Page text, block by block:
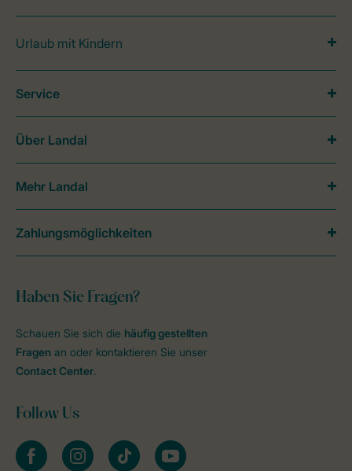
Urlaub mit Kindern
Haben Sie Fragen?
Schauen Sie sich die häufig gestellten
Fragen an oder kontaktieren Sie unser
Contact Center.
Follow Us
facebookinstagramtiktok youtube
Service
Über Landal
Mehr Landal
Zahlungsmöglichkeiten